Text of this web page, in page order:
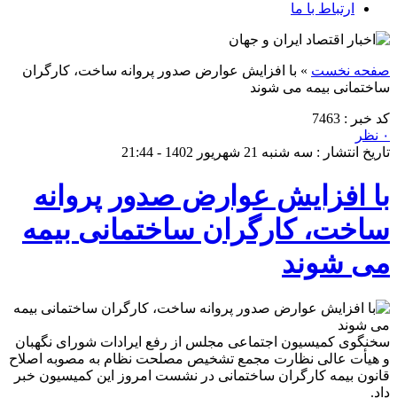
ارتباط با ما
صفحه نخست » با افزایش عوارض صدور پروانه ساخت، کارگران
ساختمانی بیمه می شوند
کد خبر : 7463
۰ نظر
تاریخ انتشار : سه شنبه 21 شهریور 1402 - 21:44
با افزایش عوارض صدور پروانه
ساخت، کارگران ساختمانی بیمه
می شوند
سخنگوی کمیسیون اجتماعی مجلس از رفع ایرادات شورای نگهبان
و هیأت عالی نظارت مجمع تشخیص مصلحت نظام به مصوبه اصلاح
قانون بیمه کارگران ساختمانی در نشست امروز این کمیسیون خبر
داد.